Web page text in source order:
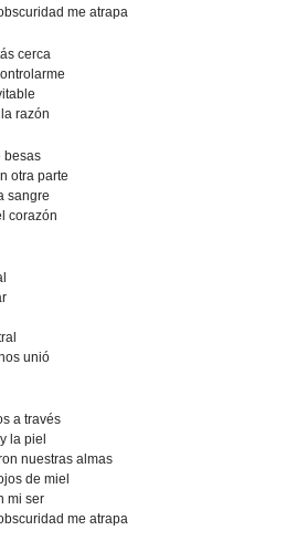
me atrapa
cerca
razón
besas
otra parte
sangre
corazón
unió
a través
la piel
nuestras almas
de miel
mi ser
me atrapa